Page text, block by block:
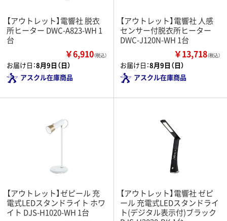
【アウトレット】電響社 脱衣
所ヒーター DWC-A823-WH 1
台
￥6,910（税込）
お届け日：8月9日（日）
アスクル在庫商品
【アウトレット】電響社 人感
センサー付脱衣所ヒーター
DWC-J120N-WH 1台
￥13,718（税込）
お届け日：8月9日（日）
アスクル在庫商品
【アウトレット】ゼピール 充
電式LEDスタンドライト ホワ
イト DJS-H1020-WH 1台
【アウトレット】電響社 ゼピ
ール 充電式LEDスタンドライ
ト(デジタル表示付)ブラック